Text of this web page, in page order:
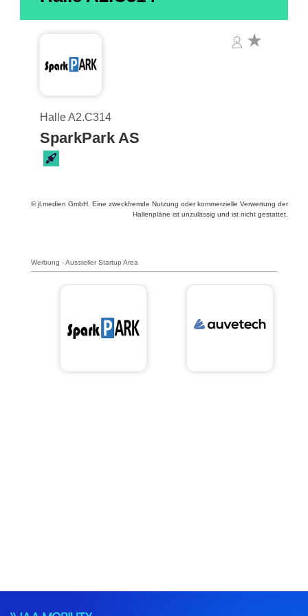
Halle A2.C314
SparkPark AS
© jl.medien GmbH. Eine zweckfremde Nutzung oder kommerzielle Verwertung der
Hallenpläne ist unzulässig und ist nicht gestattet.
Werbung - Aussteller Startup Area